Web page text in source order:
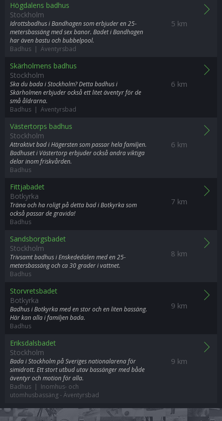
5 km
Högdalens badhus
Stockholm
Idrottsbadhus i Bandhagen som erbjuder en 25-
metersbassäng med sex banor. Badet i Bandhagen
har även bastu och bubbelpool.
Badhus | Äventyrsbad
6 km
Skärholmens badhus
Stockholm
Ska du bada i Stockholm? Detta badhus i
Skärholmen erbjuder också ett litet äventyr för de
små åldrarna.
Badhus | Äventyrsbad
6 km
Västertorps badhus
Stockholm
Attraktivt bad i Hägersten som passar hela familjen.
Badhuset i Västertorp erbjuder också andra viktiga
delar inom friskvården.
Badhus
7 km
Fittjabadet
Botkyrka
Träna och ha roligt på detta bad i Botkyrka som
också passar de gravida!
Badhus
8 km
Sandsborgsbadet
Stockholm
Trivsamt badhus i Enskededalen med en 25-
metersbassäng och ca 30 grader i vattnet.
Badhus
9 km
Storvretsbadet
Botkyrka
Badhus i Botkyrka med en stor och en liten bassäng.
Här kan alla i familjen bada.
Badhus
9 km
Eriksdalsbadet
Stockholm
Bada i Stockholm på Sveriges nationalarena för
simidrott. Ett stort utbud utav bassänger med både
äventyr och motion för alla.
Badhus | Inomhus- och
utomhusbassäng- Äventyrsbad